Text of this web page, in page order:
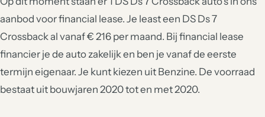
aanbod voor financial lease. Je least een DS Ds 7
Crossback al vanaf € 216 per maand. Bij financial lease
financier je de auto zakelijk en ben je vanaf de eerste
termijn eigenaar. Je kunt kiezen uit Benzine. De voorraad
bestaat uit bouwjaren 2020 tot en met 2020.